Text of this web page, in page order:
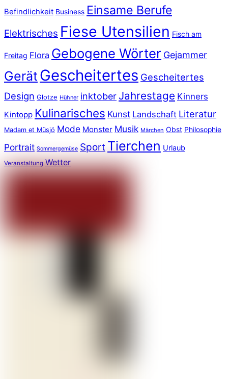
Befindlichkeit Business Einsame Berufe
Elektrisches Fiese Utensilien Fisch am
Freitag Flora Gebogene Wörter Gejammer
Gerät Gescheitertes Gescheitertes
Design Glotze Hühner inktober Jahrestage Kinners
Kintopp Kulinarisches Kunst Landschaft Literatur
Madam et Müsjö Mode Monster Musik Märchen Obst Philosophie
Portrait Sommergemüse Sport Tierchen Urlaub
Veranstaltung Wetter